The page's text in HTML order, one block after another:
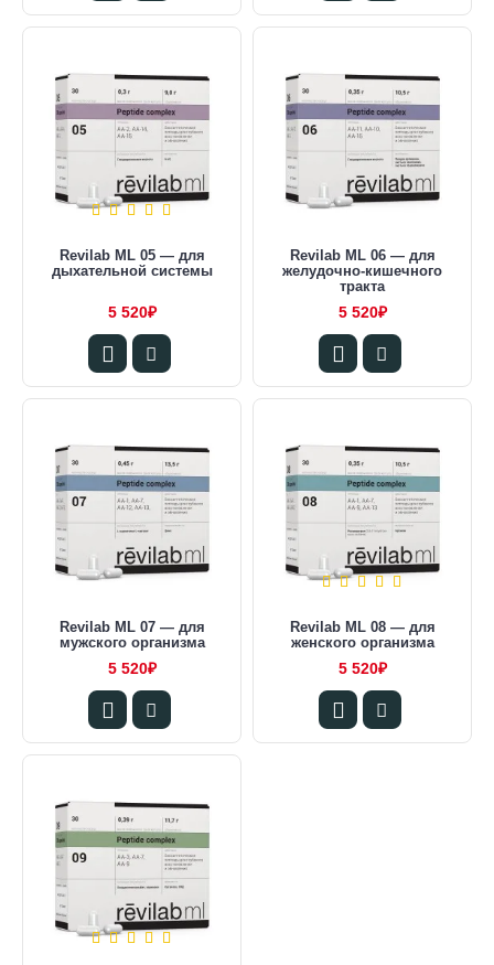
Revilab ML 05 — для
дыхательной системы
5 520₽
Revilab ML 06 — для
желудочно-кишечного
тракта
5 520₽
Revilab ML 07 — для
мужского организма
5 520₽
Revilab ML 08 — для
женского организма
5 520₽